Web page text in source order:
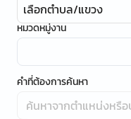
เลือกตำบล/แขวง
หมวดหมู่งาน
คำที่ต้องการค้นหา